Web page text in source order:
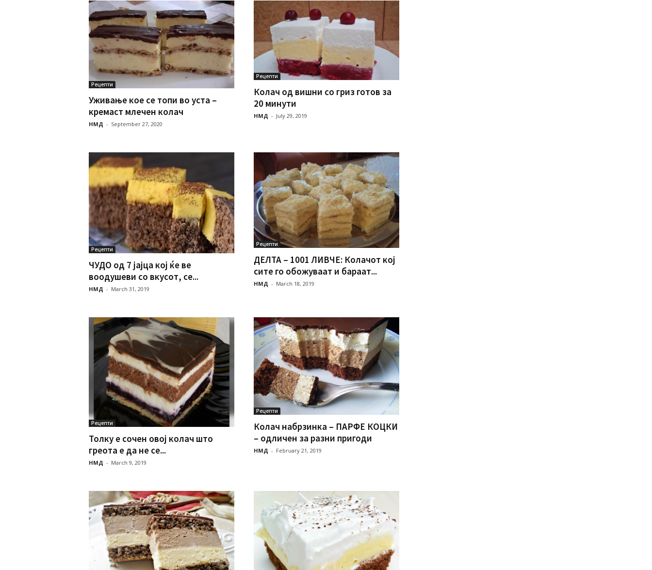
Рецепти
Уживање кое се топи во уста –
кремаст млечен колач
НМД - September 27, 2020
Рецепти
Колач од вишни со гриз готов за
20 минути
НМД - July 29, 2019
Рецепти
ЧУДО од 7 јајца кој ќе ве
воодушеви со вкусот, се...
НМД - March 31, 2019
Рецепти
ДЕЛТА – 1001 ЛИВЧЕ: Колачот кој
сите го обожуваат и бараат...
НМД - March 18, 2019
Рецепти
Толку е сочен овој колач што
греота е да не се...
НМД - March 9, 2019
Рецепти
Колач набрзинка – ПAРФЕ КОЦКИ
– одличен за разни пригоди
НМД - February 21, 2019